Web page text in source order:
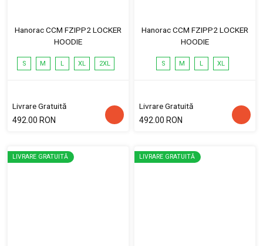
Hanorac CCM FZIPP2 LOCKER
HOODIE
S M L XL 2XL
Livrare Gratuită
492.00 RON
Hanorac CCM FZIPP2 LOCKER
HOODIE
S M L XL
Livrare Gratuită
492.00 RON
LIVRARE GRATUITĂ LIVRARE GRATUITĂ